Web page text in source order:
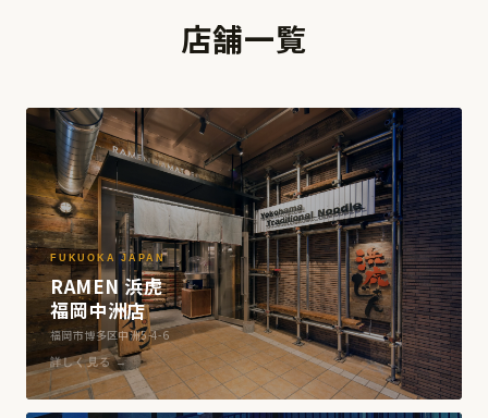
店舗一覧
FUKUOKA JAPAN
RAMEN 浜虎
福岡中洲店
福岡市博多区中洲5-4-6
詳しく見る →